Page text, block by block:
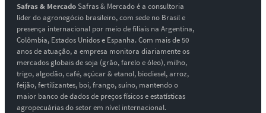
Safras & MercadoSafras & Mercado é a consultoria
líder do agronegócio brasileiro, com sede no Brasil e
presença internacional por meio de filiais na Argentina,
Colômbia, Estados Unidos e Espanha. Com mais de 50
anos de atuação, a empresa monitora diariamente os
mercados globais de soja (grão, farelo e óleo), milho,
trigo, algodão, café, açúcar & etanol, biodiesel, arroz,
feijão, fertilizantes, boi, frango, suíno, mantendo o
maior banco de dados de preços físicos e estatísticas
agropecuárias do setor em nível internacional.